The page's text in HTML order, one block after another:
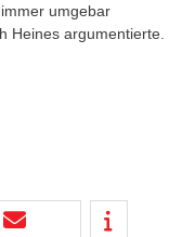
umgebar
Heines argumentierte.